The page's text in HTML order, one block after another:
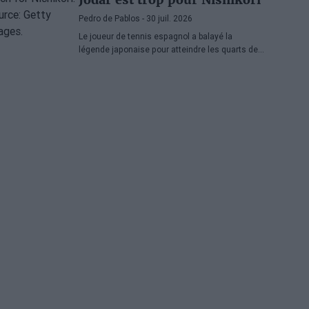
Pedro de Pablos - 30 juil. 2026
Le joueur de tennis espagnol a balayé la
légende japonaise pour atteindre les quarts de